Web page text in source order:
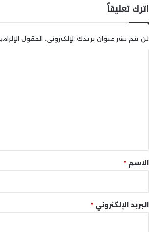
اترك تعليقاً
لن يتم نشر عنوان بريدك الإلكتروني. الحقول
* الاسم *
البريد الإلكتروني *